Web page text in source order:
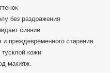
без раздражения
сияние
преждевременного старения
кожи
макияж.